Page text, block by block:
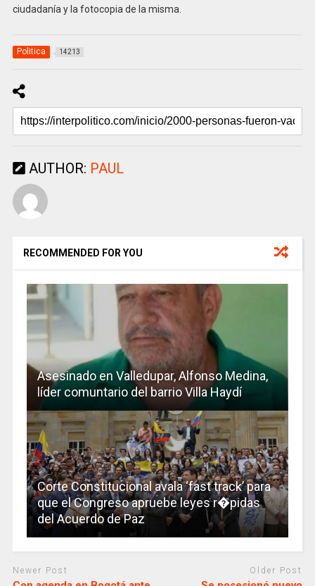
ciudadanía y la fotocopia de la misma.
Politica 14213
AUTHOR: PAUL
RECOMMENDED FOR YOU
Asesinado en Valledupar, Alfonso Medina,
líder comuntario del barrio Villa Haydí
Corte Constitucional avala ‘fast track’ para
que el Congreso apruebe leyes r�pidas
del Acuerdo de Paz
Newer Post Older Post